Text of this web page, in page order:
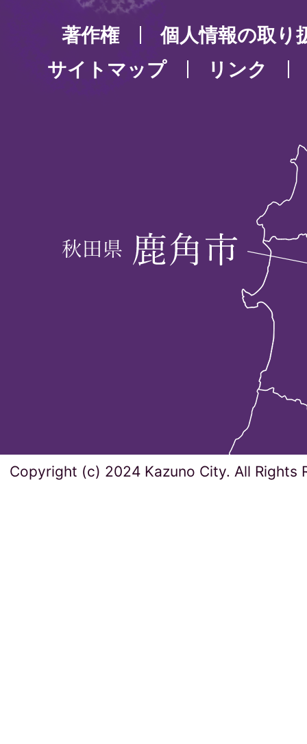
著作権
個人情報の取り
サイトマップ
リンク
Copyright (c) 2024 Kazuno City. All Rights